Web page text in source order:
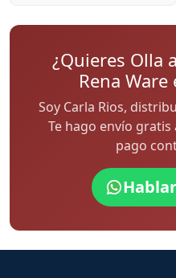
¿Quieres Olla
Rena Ware
Soy Carla Rios,
Te hago envío gratis
pago